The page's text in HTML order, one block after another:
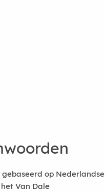
op Nederlandse
Van Dale